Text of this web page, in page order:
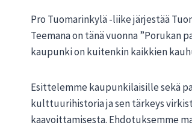
Pro Tuomarinkylä -liike järjestää
Teemana on tänä vuonna ”Porukan
kaupunki on kuitenkin kaikkien
Esittelemme kaupunkilaisille sekä
kulttuurihistoria ja sen tärkeys
kaavoittamisesta. Ehdotuksemme